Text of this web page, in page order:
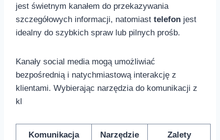
jest świetnym kanałem do przekazywania
szczegółowych informacji, natomiast telefon jest
idealny do szybkich spraw lub pilnych⁢ prośb.
Kanały social media⁤ mogą umożliwiać⁤
bezpośrednią i natychmiastową interakcję z⁢
klientami. Wybierając narzędzia ​do komunikacji z
kl
Komunikacja Narzędzie Zalety